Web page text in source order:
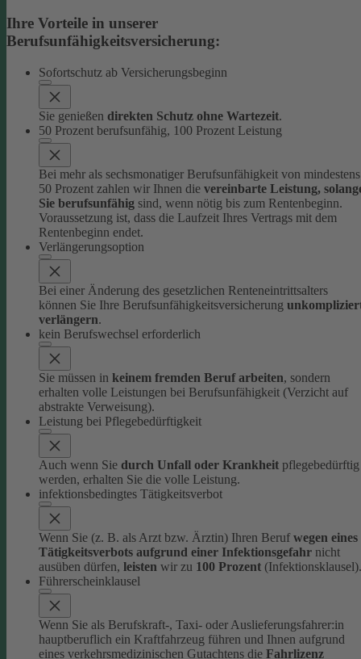
Ihre Vorteile in unserer
Berufsunfähigkeitsversicherung:
Sofortschutz ab Versicherungsbeginn
Sie genießen direkten Schutz ohne Wartezeit.
50 Prozent berufsunfähig, 100 Prozent Leistung
Bei mehr als sechsmonatiger Berufsunfähigkeit von mindestens
50 Prozent zahlen wir Ihnen die vereinbarte Leistung,
Sie berufsunfähig sind, wenn nötig bis zum Rentenbeginn.
Voraussetzung ist, dass die Laufzeit Ihres Vertrags mit dem
Rentenbeginn endet.
Verlängerungsoption
Bei einer Änderung des gesetzlichen Renteneintrittsalters
können Sie Ihre Berufsunfähigkeitsversicherung
verlängern.
kein Berufswechsel erforderlich
Sie müssen in keinem fremden Beruf arbeiten, sondern
erhalten volle Leistungen bei Berufsunfähigkeit (Verzicht auf
abstrakte Verweisung).
Leistung bei Pflegebedürftigkeit
Auch wenn Sie durch Unfall oder Krankheit pflegebedürftig
werden, erhalten Sie die volle Leistung.
infektionsbedingtes Tätigkeitsverbot
Wenn Sie (z. B. als Arzt bzw. Ärztin) Ihren Beruf wegen eines
Tätigkeitsverbots aufgrund einer Infektionsgefahr nicht
ausüben dürfen, leisten wir zu 100 Prozent (Infektionsklausel).
Führerscheinklausel
Wenn Sie als Berufskraft-, Taxi- oder Auslieferungsfahrer:in
hauptberuflich ein Kraftfahrzeug führen und Ihnen aufgrund
eines verkehrsmedizinischen Gutachtens die Fahrlizenz